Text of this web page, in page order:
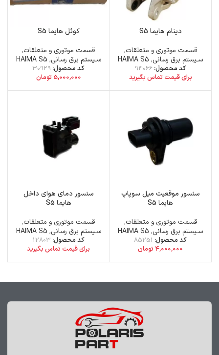
دینام هایما S5
قسمت موتوری و متعلقات,
سـیستم برق رسانی,
HAIMA S5
کد محصول: 94066
برای قیمت تماس بگیرید
کوئل هایما S5
قسمت موتوری و متعلقات,
سـیستم برق رسانی,
HAIMA S5
کد محصول: 30929
5,000,000 تومان
سنسور موقعیت میل سوپاپ
هایما S5
قسمت موتوری و متعلقات,
سـیستم برق رسانی,
HAIMA S5
کد محصول: 85251
4,000,000 تومان
سنسور دمای هوای داخل
هایما S5
قسمت موتوری و متعلقات,
سـیستم برق رسانی,
HAIMA S5
کد محصول: 12803
برای قیمت تماس بگیرید